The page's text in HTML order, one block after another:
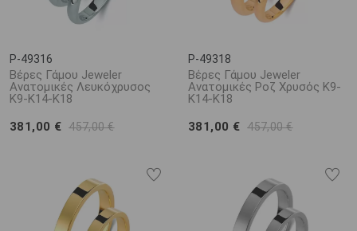
P-49316
Βέρες Γάμου Jeweler
Ανατομικές Λευκόχρυσος
Κ9-Κ14-Κ18
381,00 € 457,00 €
P-49318
Βέρες Γάμου Jeweler
Ανατομικές Ροζ Χρυσός Κ9-
Κ14-Κ18
381,00 € 457,00 €